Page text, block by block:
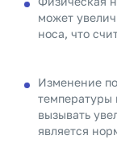
может
носа, что
Изменение
температуры
вызывать
является